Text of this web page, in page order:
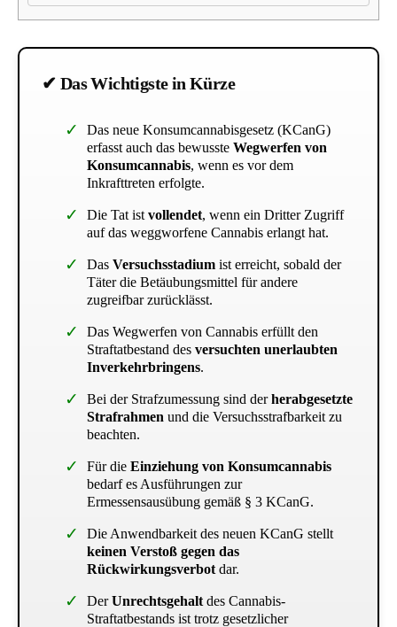
✔ Das Wichtigste in Kürze
Das neue Konsumcannabisgesetz (KCanG)
erfasst auch das bewusste Wegwerfen von
Konsumcannabis, wenn es vor dem
Inkrafttreten erfolgte.
Die Tat ist vollendet, wenn ein Dritter Zugriff
auf das weggworfene Cannabis erlangt hat.
Das Versuchsstadiumist erreicht, sobald der
Täter die Betäubungsmittel für andere
zugreifbar zurücklässt.
Das Wegwerfen von Cannabis erfüllt den
Straftatbestand des versuchten unerlaubten
Inverkehrbringens.
Bei der Strafzumessung sind derherabgesetzte
Strafrahmen und die Versuchsstrafbarkeit zu
beachten.
Für die Einziehung von Konsumcannabis
bedarf es Ausführungen zur
Ermessensausübung gemäß § 3 KCanG.
Die Anwendbarkeit des neuen KCanG stellt
keinen Verstoß gegen das
Rückwirkungsverbotdar.
DerUnrechtsgehaltdes Cannabis-
Straftatbestands ist trotz gesetzlicher